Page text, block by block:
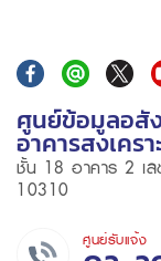
ศูนย์ข้อมูลอสั
อาคารสงเครา
ชั้น 18 อาคาร 2 เ
10310
ศูนย์รับแจ้ง